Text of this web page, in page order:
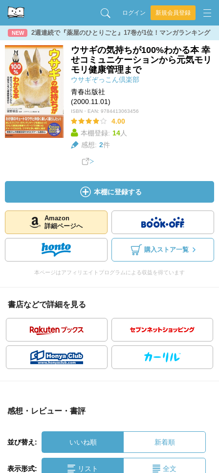
ログイン 新規会員登録
NEW 2週連続で『薬屋のひとりごと』17巻が1位！マンガランキング
ウサギの気持ちが100%わかる本 幸
せコミュニケーションから元気モリ
モリ健康管理まで
ウサギぞっこん倶楽部
青春出版社
(2000.11.01)
ISBN・EAN: 9784413063456
4.00
本棚登録: 14人
感想: 2件
本棚に登録する
Amazon
詳細ページへ
購入ストア一覧
本ページはアフィリエイトプログラムによる収益を得ています
書店などで詳細を見る
感想・レビュー・書評
並び替え: いいね順 新着順
表示形式: リスト 全文